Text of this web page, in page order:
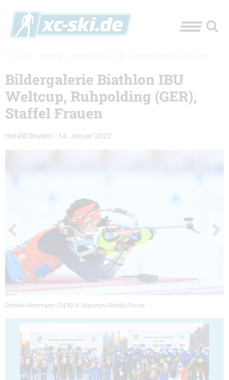
Bildergalerie Biathlon IBU
Weltcup, Ruhpolding (GER),
Staffel Frauen
Harald Deubert - 14. Januar 2022
Denise Herrmann (GER) © Manzoni/NordicFocus